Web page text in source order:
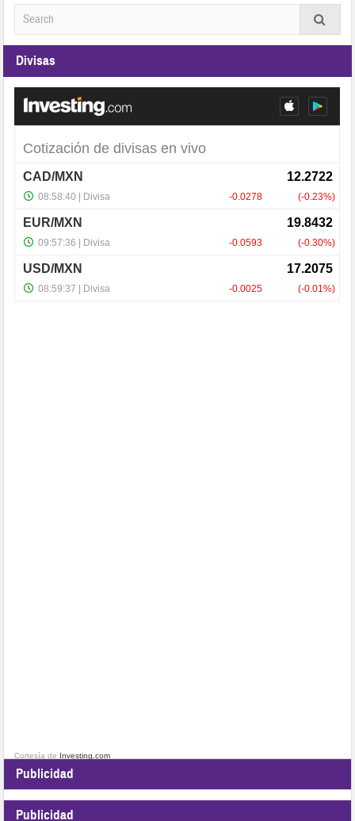
Divisas
Cortesía de Investing.com
Publicidad
Publicidad